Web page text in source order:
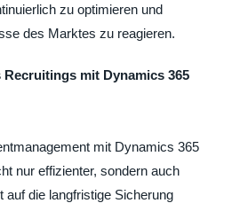
zu optimieren und
des Marktes zu reagieren.
mit Dynamics 365
mit Dynamics 365
nur effizienter, sondern auch
auf die langfristige Sicherung